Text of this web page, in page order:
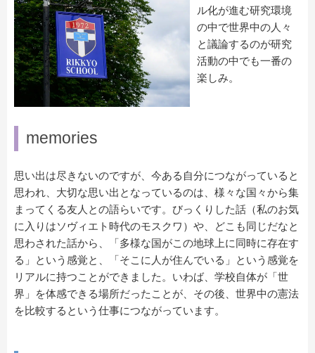
ル化が進む研究環境
の中で世界中の人々
と議論するのが研究
活動の中でも一番の
楽しみ。
memories
思い出は尽きないのですが、今ある自分につながっていると
思われ、大切な思い出となっているのは、様々な国々から集
まってくる友人との語らいです。びっくりした話（私のお気
に入りはソヴィエト時代のモスクワ）や、どこも同じだなと
思わされた話から、「多様な国がこの地球上に同時に存在す
る」という感覚と、「そこに人が住んでいる」という感覚を
リアルに持つことができました。いわば、学校自体が「世
界」を体感できる場所だったことが、その後、世界中の憲法
を比較するという仕事につながっています。